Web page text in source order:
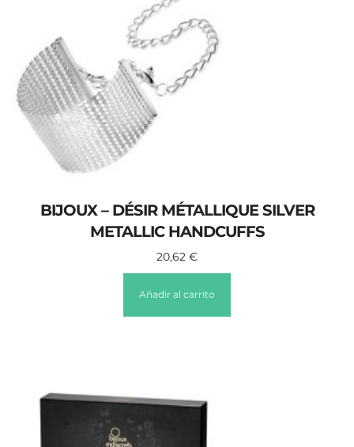
BIJOUX – DÉSIR MÉTALLIQUE SILVER
METALLIC HANDCUFFS
20,62 €
Añadir al carrito